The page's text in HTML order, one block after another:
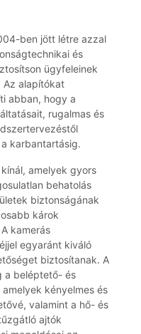
ben jött létre azzal
és
ügyfeleinek
Az alapítókat
abban, hogy a
rugalmas és
karbantartásig.
amelyek gyors
behatolás
biztonságának
károk
kamerás
egyaránt kiváló
biztosítanak. A
a beléptető- és
kényelmes és
valamint a hő- és
ajtók